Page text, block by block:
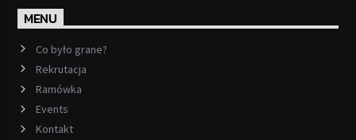
MENU
Co było grane?
Rekrutacja
Ramówka
Events
Kontakt